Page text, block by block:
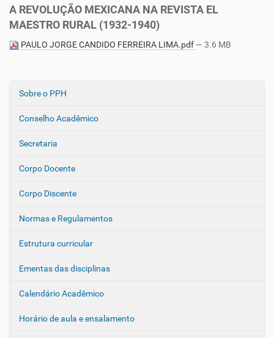
N
e
a
ç
o
Sobre o PPH
Conselho Acadêmico
Secretaria
Corpo Docente
Corpo Discente
Normas e Regulamentos
Estrutura curricular
Ementas das disciplinas
Calendário Acadêmico
Horário de aula e ensalamento
A REVOLUÇÃO MEXICANA NA REVISTA EL
MAESTRO RURAL (1932-1940)
PAULO JORGE CANDIDO FERREIRA LIMA.pdf— 3.6 MB